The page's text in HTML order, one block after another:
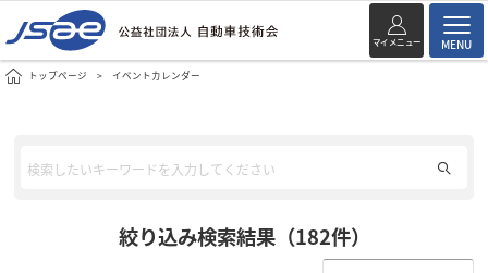
マイメニュー MENU
トップページ イベントカレンダー
絞り込み検索結果（182件）